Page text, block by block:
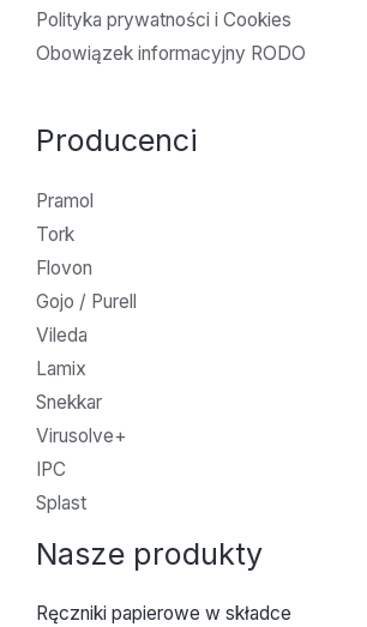
Polityka prywatności i Cookies
Obowiązek informacyjny RODO
Producenci
Pramol
Tork
Flovon
Gojo / Purell
Vileda
Lamix
Snekkar
Virusolve+
IPC
Splast
Nasze produkty
Ręczniki papierowe w składce